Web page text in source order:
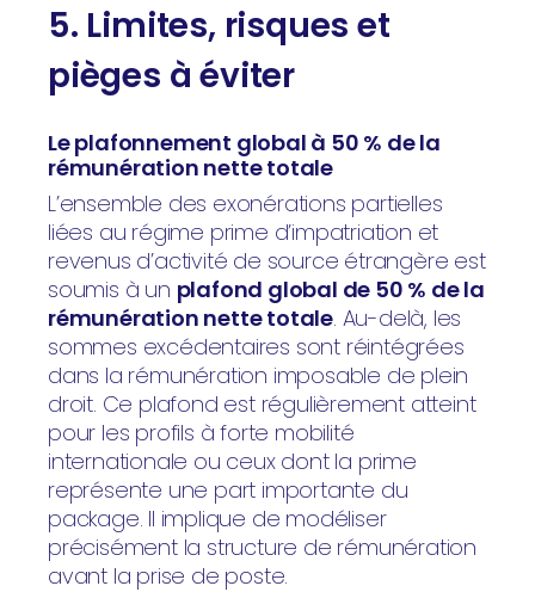
5. Limites, risques et
pièges à éviter
Le plafonnement global à 50 % de la
rémunération nette totale
L’ensemble des exonérations partielles
liées au régime prime d’impatriation et
revenus d’activité de source étrangère est
soumis à un plafond global de 50 % de la
rémunération nette totale. Au-delà, les
sommes excédentaires sont réintégrées
dans la rémunération imposable de plein
droit. Ce plafond est régulièrement atteint
pour les profils à forte mobilité
internationale ou ceux dont la prime
représente une part importante du
package. Il implique de modéliser
précisément la structure de rémunération
avant la prise de poste.